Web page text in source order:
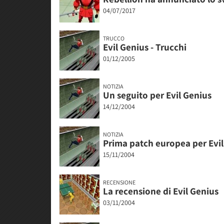
04/07/2017
TRUCCO
Evil Genius - Trucchi
01/12/2005
NOTIZIA
Un seguito per Evil Genius
14/12/2004
NOTIZIA
Prima patch europea per
15/11/2004
RECENSIONE
La recensione di Evil Genius
03/11/2004